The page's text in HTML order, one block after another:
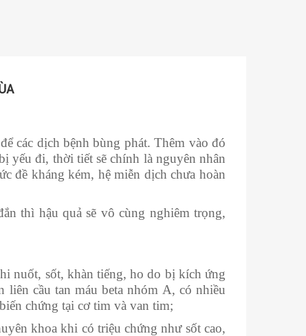
các dịch bệnh bùng phát. Thêm vào đó
yếu đi, thời tiết sẽ chính là nguyên nhân
đề kháng kém, hệ miễn dịch chưa hoàn
thì hậu quả sẽ vô cùng nghiêm trọng,
nuốt, sốt, khàn tiếng, ho do bị kích ứng
cầu tan máu beta nhóm A, có nhiều
chứng tại cơ tim và van tim;
khoa khi có triệu chứng như sốt cao,